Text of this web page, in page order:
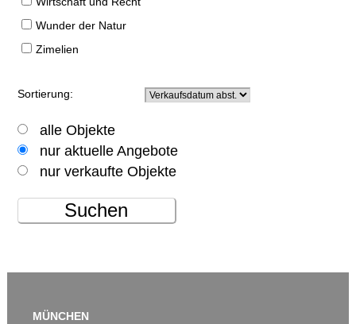
Wunder der Natur
Zimelien
Sortierung:
alle Objekte
nur aktuelle Angebote
nur verkaufte Objekte
Suchen
MÜNCHEN